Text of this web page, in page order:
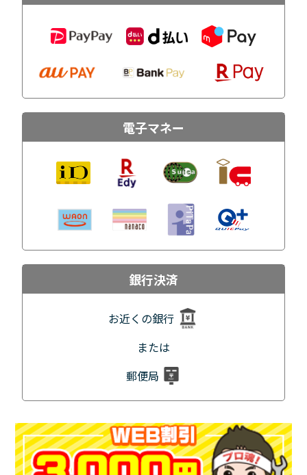
電子マネー
銀行決済
お近くの銀行
または
郵便局